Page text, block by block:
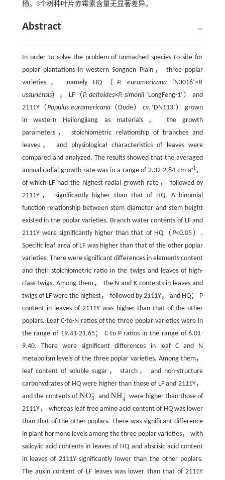
杨。3个树种叶片赤霉素含量无显著差异。
Abstract
In order to solve the problem of unmached species to site for
poplar plantations in western Songnen Plain， three poplar
varieties， namely HQ（P. euramericana ‘N3016’×P.
ussuriensis）， LF（P. deltoides×P. simonii ‘LongFeng-1’） and
2111Y（Populus euramericana（Dode） cv. ‘DN113’） grown
in western Heilongjiang as materials， the growth
parameters， stoichiometric relationship of branches and
leaves， and physiological characteristics of leaves were
compared and analyzed. The results showed that the averaged
annual radial growth rate was in a range of 2.32-2.84 cm∙a-1 ，
of which LF had the highest radial growth rate， followed by
2111Y， significantly higher than that of HQ. A binomial
function relationship between stem diameter and stem height
existed in the poplar varieties. Branch water contents of LF and
2111Y were significantly higher than that of HQ（P<0.05）.
Specific leaf area of LF was higher than that of the other poplar
varieties. There were significant differences in elements content
and their stoichiometric ratio in the twigs and leaves of high-
class twigs. Among them， the N and K contents in leaves and
twigs of LF were the highest， followed by 2111Y， and HQ； P
content in leaves of 2111Y was higher than that of the other
poplars. Leaf C-to-N ratios of the three poplar varieties were in
the range of 19.41-21.65； C-to-P ratios in the range of 6.01-
9.40. There were significant differences in leaf C and N
metabolism levels of the three poplar varieties. Among them，
leaf content of soluble sugar， starch， and non-structure
carbohydrates of HQ were higher than those of LF and 2111Y，
and the contents of NO−
3
NO3- andNH+
4
NH4+ were higher than those of
2111Y， whereas leaf free amino acid content of HQ was lower
than that of the other poplars. There was significant difference
in plant hormone levels among the three poplar varieties， with
salicylic acid contents in leaves of HQ and abscisic acid content
in leaves of 2111Y significantly lower than the other poplars.
The auxin content of LF leaves was lower than that of 2111Y